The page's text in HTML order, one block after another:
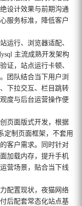
设计效果与前期沟通
服务标准，降低客户
运行、浏览器适配、
主流成熟开发架构
证，站点运行卡顿、
团队结合当下用户浏
下拉交互、栏目跳转
度与后台运营操作便
页面版式开发，根据
定制页面框架，不套用
客户需求。同时针对
加载内存，提升手机
营场景，贴合当下线
配置现状，夜猫网络
后配套常态化站点基